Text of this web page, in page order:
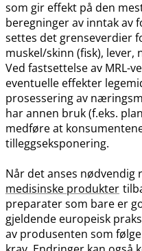
som gir effekt på den
beregninger av inntak av
settes det grenseverdier
muskel​/​skinn (fisk), lever,
Ved fastsettelse av MRL-
eventuelle effekter
prosessering av
har annen bruk (f.eks.
medføre at
tilleggseksponering.
Når det anses nødvendig
medisinske produkter
preparater som bare er
gjeldende europeisk
av produsenten som